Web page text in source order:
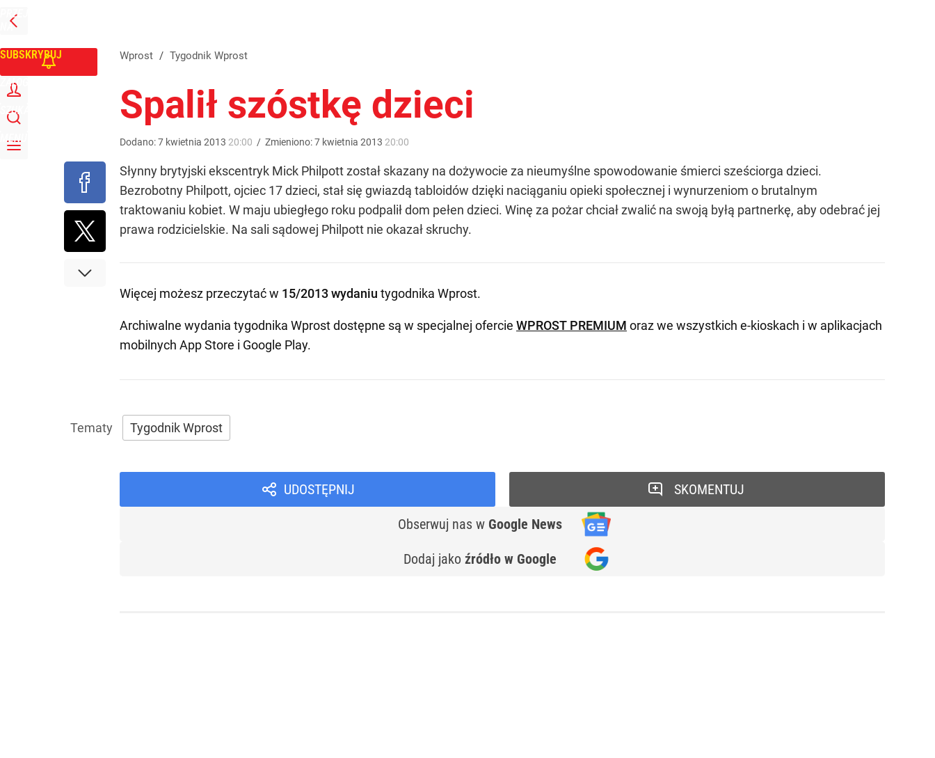
PRZEJDŹ
NA
GŁÓWNĄ
SUBSKRYBUJ
ZALOGUJ
SZUKAJ
MENU
Wprost / Tygodnik Wprost
Spalił szóstkę dzieci
Dodano:7 kwietnia 2013 20:00 / Zmieniono:7 kwietnia 2013 20:00
Słynny brytyjski ekscentryk Mick Philpott został skazany na dożywocie za nieumyślne spowodowanie śmierci sześciorga dzieci.
Bezrobotny Philpott, ojciec 17 dzieci, stał się gwiazdą tabloidów dzięki naciąganiu opieki społecznej i wynurzeniom o brutalnym
traktowaniu kobiet. W maju ubiegłego roku podpalił dom pełen dzieci. Winę za pożar chciał zwalić na swoją byłą partnerkę, aby odebrać jej
prawa rodzicielskie. Na sali sądowej Philpott nie okazał skruchy.
Więcej możesz przeczytać w 15/2013 wydaniu tygodnika Wprost.
Archiwalne wydania tygodnika Wprost dostępne są w specjalnej ofercie WPROST PREMIUM oraz we wszystkich e-kioskach i w aplikacjach
mobilnych App Store i Google Play.
Tygodnik Wprost
UDOSTĘPNIJ
Obserwuj nas w Google News
Dodaj jako źródło w Google
SKOMENTUJ